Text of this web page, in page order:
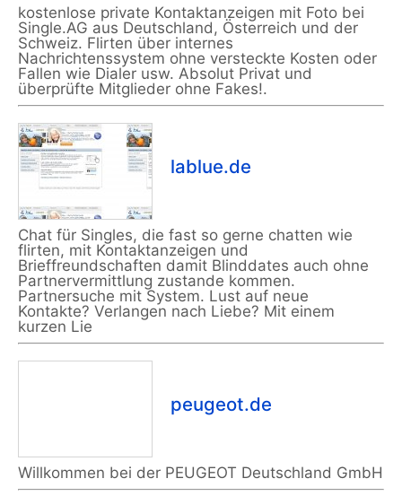
kostenlose private Kontaktanzeigen mit Foto bei
Single.AG aus Deutschland, Österreich und der
Schweiz. Flirten über internes
Nachrichtenssystem ohne versteckte Kosten oder
Fallen wie Dialer usw. Absolut Privat und
überprüfte Mitglieder ohne Fakes!.
lablue.de
Chat für Singles, die fast so gerne chatten wie
flirten, mit Kontaktanzeigen und
Brieffreundschaften damit Blinddates auch ohne
Partnervermittlung zustande kommen.
Partnersuche mit System. Lust auf neue
Kontakte? Verlangen nach Liebe? Mit einem
kurzen Lie
peugeot.de
Willkommen bei der PEUGEOT Deutschland GmbH